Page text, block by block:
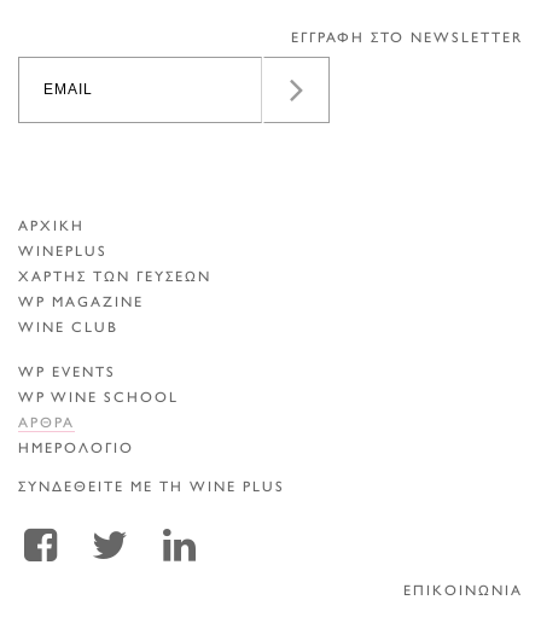
ΕΓΓΡΑΦΗ ΣΤΟ NEWSLETTER
ΑΡΧΙΚΗ
WINEPLUS
ΧΑΡΤΗΣ ΤΩΝ ΓΕΥΣΕΩΝ
WP MAGAZINE
WINE CLUB
WP EVENTS
WP WINE SCHOOL
ΑΡΘΡΑ
ΗΜΕΡΟΛΟΓΙΟ
ΣΥΝΔΕΘΕΙΤΕ ΜΕ ΤΗ WINE PLUS
ΕΠΙΚΟΙΝΩΝΙΑ